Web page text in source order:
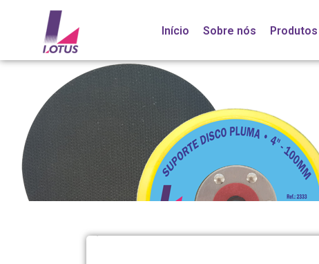
Início Sobre nós Produtos